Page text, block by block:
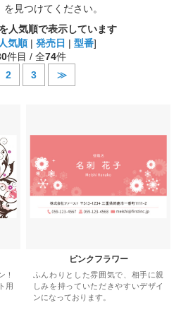
見つけてください。
人気順で表示しています
人気順| 発売日 | 型番]
件目 / 全74件
2 3 ≫
！
用
ピンクフラワー
ふんわりとした雰囲気で、相手に親
しみを持っていただきやすいデザイ
ンになっております。